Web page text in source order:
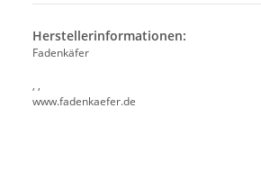
Herstellerinformationen:
Fadenkäfer
, ,
www.fadenkaefer.de